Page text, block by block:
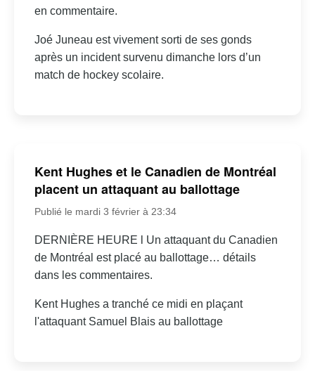
en commentaire.
Joé Juneau est vivement sorti de ses gonds
après un incident survenu dimanche lors d’un
match de hockey scolaire.
Kent Hughes et le Canadien de Montréal
placent un attaquant au ballottage
Publié le mardi 3 février à 23:34
DERNIÈRE HEURE l Un attaquant du Canadien
de Montréal est placé au ballottage… détails
dans les commentaires.
Kent Hughes a tranché ce midi en plaçant
l'attaquant Samuel Blais au ballottage